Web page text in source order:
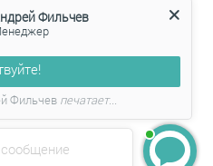
д.18, стр. 1
Фильчев
Фильчев печатает...